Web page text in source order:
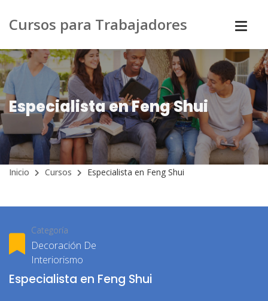
Cursos para Trabajadores
Especialista en Feng Shui
Inicio Cursos Especialista en Feng Shui
Categoría
Decoración De
Interiorismo
Especialista en Feng Shui